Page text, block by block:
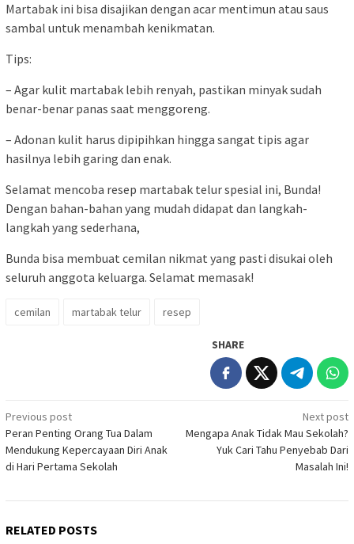
Martabak ini bisa disajikan dengan acar mentimun atau saus
sambal untuk menambah kenikmatan.
Tips:
– Agar kulit martabak lebih renyah, pastikan minyak sudah
benar-benar panas saat menggoreng.
– Adonan kulit harus dipipihkan hingga sangat tipis agar
hasilnya lebih garing dan enak.
Selamat mencoba resep martabak telur spesial ini, Bunda!
Dengan bahan-bahan yang mudah didapat dan langkah-
langkah yang sederhana,
Bunda bisa membuat cemilan nikmat yang pasti disukai oleh
seluruh anggota keluarga. Selamat memasak!
cemilan martabak telur resep
SHARE
Post
navigation
Previous post
Peran Penting Orang Tua Dalam
Mendukung Kepercayaan Diri Anak
di Hari Pertama Sekolah
Next post
Mengapa Anak Tidak Mau Sekolah?
Yuk Cari Tahu Penyebab Dari
Masalah Ini!
RELATED POSTS